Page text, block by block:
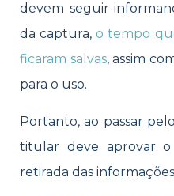
devem seguir
da captura,o tempo
ficaram salvas, assim
para o uso.
Portanto, ao passar
titular deve aprovar
retirada das